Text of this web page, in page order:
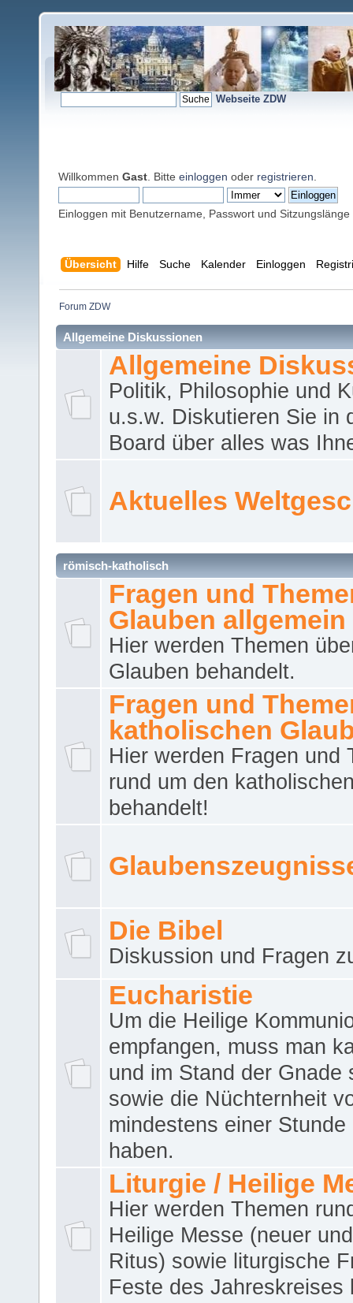
Webseite ZDW
Willkommen Gast . Bitte einloggen oder registrieren
Einloggen mit Benutzername, Passwort und Sitzungslänge
Übersicht Hilfe Suche Kalender Einloggen
Forum ZDW
Allgemeine Diskussionen
Allgemeine
Politik, Philosophie und
u.s.w. Diskutieren Sie in
Board über alles was
Aktuelles
römisch-katholisch
Fragen und
Glauben allgemein
Hier werden Themen
Glauben behandelt.
Fragen und
katholischen
Hier werden Fragen und
rund um den
behandelt!
Die Bibel
Diskussion und Fragen
Eucharistie
Um die Heilige
empfangen, muss man
und im Stand der Gnade
sowie die Nüchternheit
mindestens einer Stunde
haben.
Liturgie / Heilige
Hier werden Themen
Heilige Messe (neuer
Ritus) sowie liturgische
Feste des Jahreskreises